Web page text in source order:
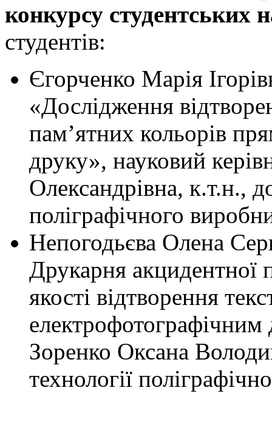
конкурсу студентських
студентів:
Єгорченко Марія
«Дослідження
пам’ятних кольорів
друку», науковий
Олександрівна, к.т.н.,
поліграфічного
Непогодьєва Олена
Друкарня акцидентної
якості відтворення
Зоренко Оксана
технології